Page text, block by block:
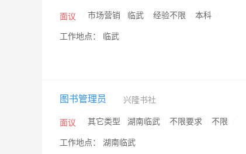
面议 市场营销 临武 经验不限 本科
工作地点： 临武
图书管理员 兴隆书社
面议 其它类型 湖南临武 不限要求 不限
工作地点： 湖南临武